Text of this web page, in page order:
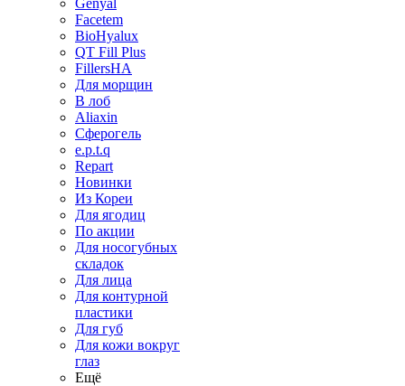
Genyal
Facetem
BioHyalux
QT Fill Plus
FillersHA
Для морщин
В лоб
Aliaxin
Сферогель
e.p.t.q
Repart
Новинки
Из Кореи
Для ягодиц
По акции
Для носогубных
складок
Для лица
Для контурной
пластики
Для губ
Для кожи вокруг
глаз
Ещё